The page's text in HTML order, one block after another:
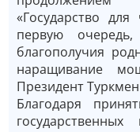
«Государство
первую
благополучия
наращивание
Президент
Благодаря